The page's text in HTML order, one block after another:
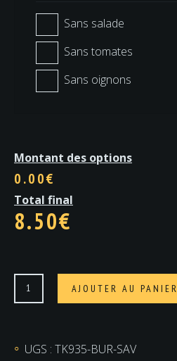
Sans salade
Sans tomates
Sans oignons
Montant des options
0.00€
Total final
8.50€
quantité
de
Savoyard
AJOUTER AU PANIER
UGS : TK935-BUR-SAV